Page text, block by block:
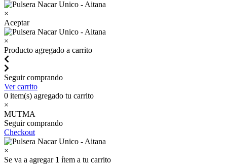
×
Aceptar
×
Producto agregado a carrito
Seguir comprando
Ver carrito
0 item(s) agregado tu carrito
×
MUTMA
Seguir comprando
Checkout
×
Se va a agregar 1 ítem a tu carrito